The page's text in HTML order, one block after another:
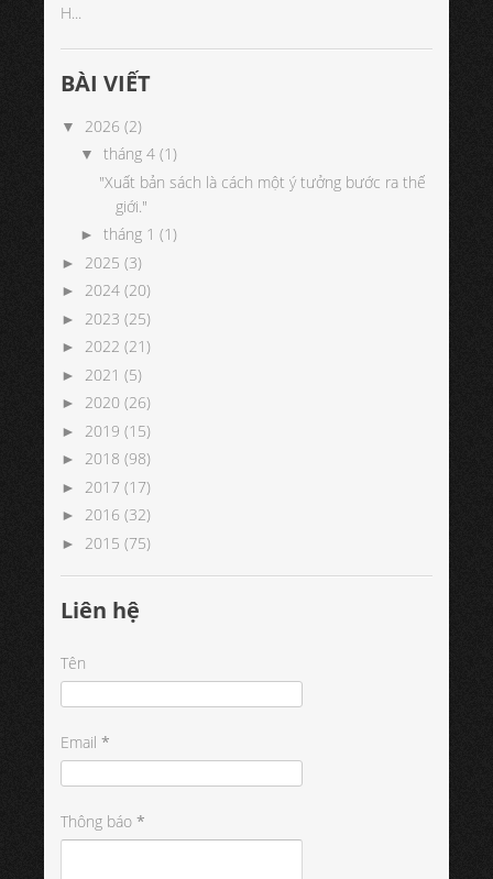
H...
BÀI VIẾT
▼ 2026 (2)
▼ tháng 4 (1)
"Xuất bản sách là cách một ý tưởng bước ra thế
giới."
► tháng 1 (1)
► 2025 (3)
► 2024 (20)
► 2023 (25)
► 2022 (21)
► 2021 (5)
► 2020 (26)
► 2019 (15)
► 2018 (98)
► 2017 (17)
► 2016 (32)
► 2015 (75)
Liên hệ
Tên
Email *
Thông báo *